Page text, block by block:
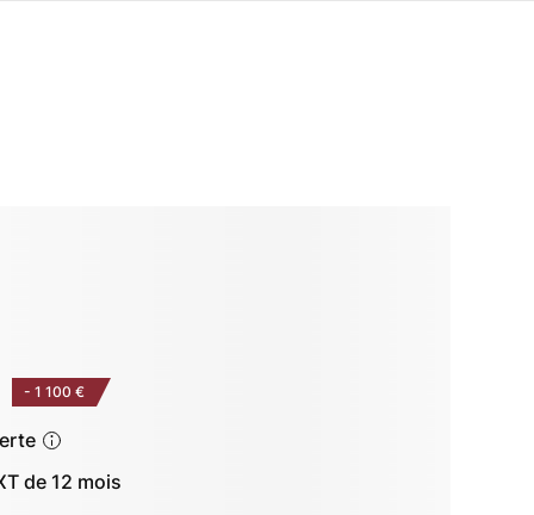
- 1 100 €
de 12 mois